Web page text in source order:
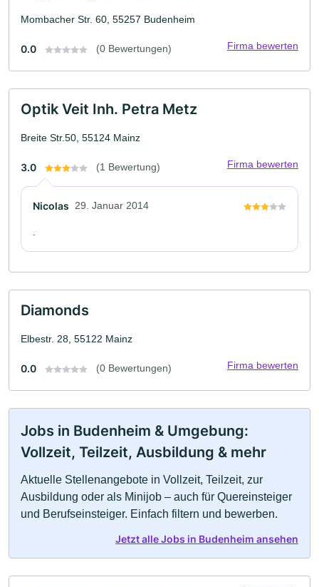
Mombacher Str. 60, 55257 Budenheim
0.0 (0 Bewertungen) Firma bewerten
Optik Veit Inh. Petra Metz
Breite Str.50, 55124 Mainz
3.0 (1 Bewertung) Firma bewerten
Nicolas 29. Januar 2014
Diamonds
Elbestr. 28, 55122 Mainz
0.0 (0 Bewertungen) Firma bewerten
Jobs in Budenheim & Umgebung:
Vollzeit, Teilzeit, Ausbildung & mehr
Aktuelle Stellenangebote in Vollzeit, Teilzeit, zur
Ausbildung oder als Minijob – auch für Quereinsteiger
und Berufseinsteiger. Einfach filtern und bewerben.
Jetzt alle Jobs in Budenheim ansehen